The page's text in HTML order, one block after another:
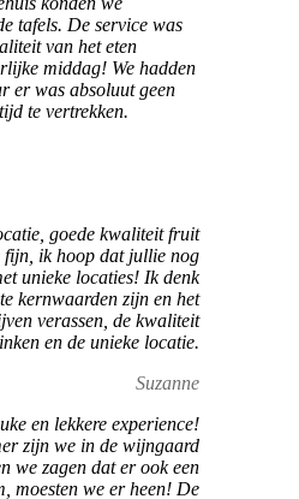
tafels. De service was
van het eten
middag! We hadden
er was absoluut geen
te vertrekken.
goede kwaliteit fruit
fijn, ik hoop dat jullie nog
unieke locaties! Ik denk
kernwaarden zijn en het
verassen, de kwaliteit
en de unieke locatie.
Suzanne
en lekkere experience!
zijn we in de wijngaard
we zagen dat er ook een
moesten we er heen! De